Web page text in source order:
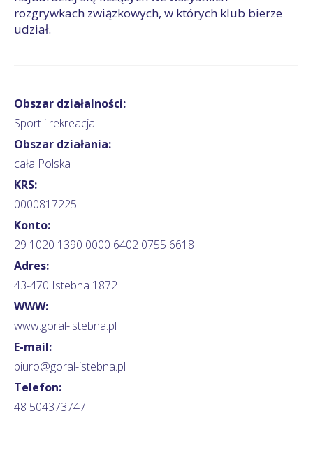
rozgrywkach związkowych, w których klub bierze
udział.
Obszar działalności:
Sport i rekreacja
Obszar działania:
cała Polska
KRS:
0000817225
Konto:
29 1020 1390 0000 6402 0755 6618
Adres:
43-470 Istebna 1872
WWW:
www.goral-istebna.pl
E-mail:
biuro@goral-istebna.pl
Telefon:
48 504373747